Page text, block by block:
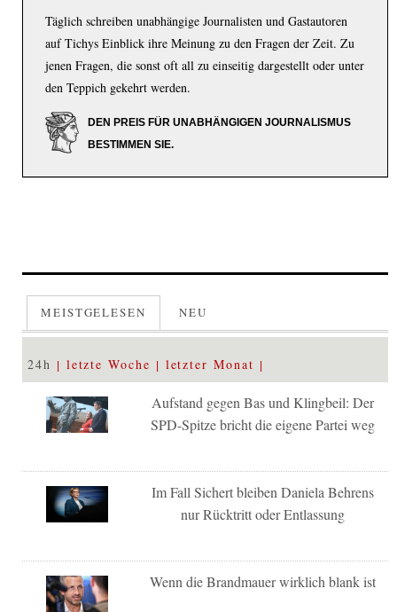
Täglich schreiben unabhängige Journalisten und Gastautoren
auf Tichys Einblick ihre Meinung zu den Fragen der Zeit. Zu
jenen Fragen, die sonst oft all zu einseitig dargestellt oder unter
den Teppich gekehrt werden.
DEN PREIS FÜR UNABHÄNGIGEN JOURNALISMUS
BESTIMMEN SIE.
MEISTGELESEN NEU
24h letzte Woche letzter Monat
Aufstand gegen Bas und Klingbeil: Der
SPD-Spitze bricht die eigene Partei weg
Im Fall Sichert bleiben Daniela Behrens
nur Rücktritt oder Entlassung
Wenn die Brandmauer wirklich blank ist